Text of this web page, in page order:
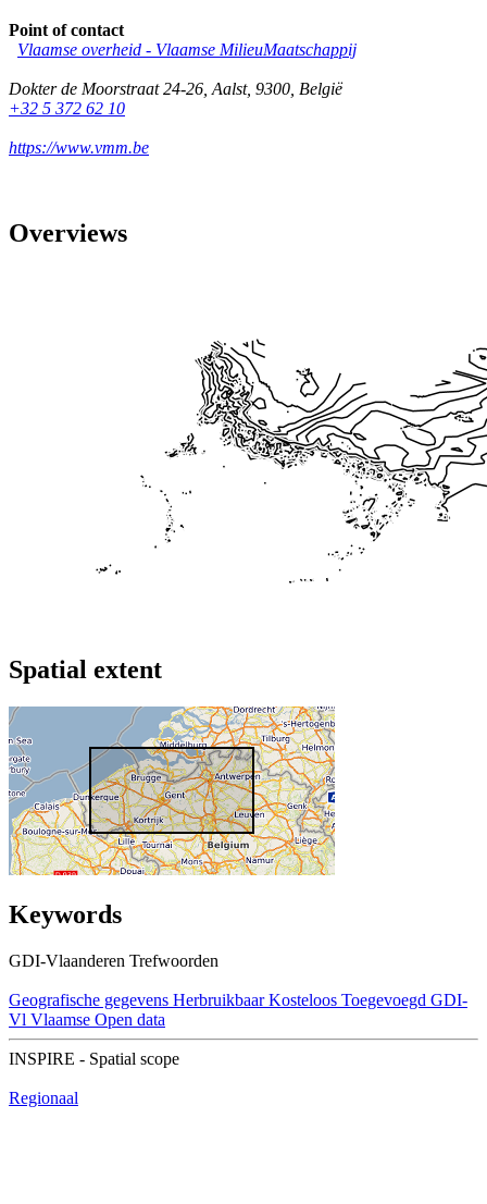
Point of contact
Vlaamse overheid - Vlaamse MilieuMaatschappij
Dokter de Moorstraat 24-26 Aalst, 9300 België
+32 5 372 62 10
https://www.vmm.be
Overviews
Spatial extent
Keywords
GDI-Vlaanderen Trefwoorden
Geografische gegevens Herbruikbaar Kosteloos Toegevoegd GDI-
Vl Vlaamse Open data
INSPIRE - Spatial scope
Regionaal